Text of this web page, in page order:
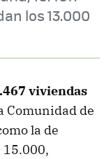
los 13.000
viviendas
Comunidad de
la de
15.000,